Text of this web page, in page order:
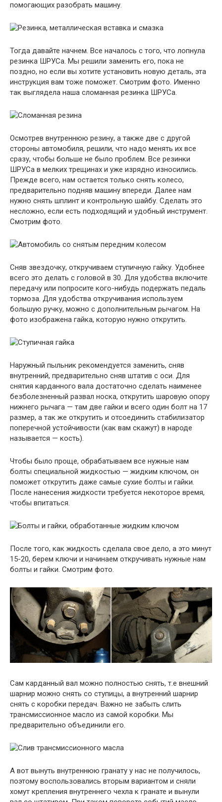
помогающих разобрать машину.
Тогда давайте начнем. Все началось с того, что лопнула
резинка ШРУСа. Мы решили заменить его, пока не
поздно, но если вы хотите установить новую деталь, эта
инструкция вам тоже поможет. Смотрим фото. Именно
так выглядела наша сломанная резинка ШРУСа.
Осмотрев внутреннюю резину, а также две с другой
стороны автомобиля, решили, что надо менять их все
сразу, чтобы больше не было проблем. Все резинки
ШРУСа в мелких трещинах и уже изрядно износились.
Прежде всего, нам остается только снять колесо,
предварительно подняв машину впереди. Далее нам
нужно снять шплинт и контрольную шайбу. Сделать это
несложно, если есть подходящий и удобный инструмент.
Смотрим фото.
Сняв звездочку, откручиваем ступичную гайку. Удобнее
всего это делать с головой в 30. Для удобства включите
передачу или попросите кого-нибудь подержать педаль
тормоза. Для удобства откручивания используем
большую ручку, можно с дополнительным рычагом. На
фото изображена гайка, которую нужно открутить.
Наружный пыльник рекомендуется заменить, сняв
внутренний, предварительно сняв штатив с оси. Для
снятия карданного вала достаточно сделать наименее
безболезненный развал носка, открутить шаровую опору
нижнего рычага — там две гайки и всего один болт на 17
размер, а так же открутить и отсоединить стабилизатор
поперечной устойчивости (как вам скажут) в народе
называется — кость).
Чтобы было проще, обрабатываем все нужные нам
болты специальной жидкостью — жидким ключом, он
поможет открутить даже самые сухие болты и гайки.
После нанесения жидкости требуется некоторое время,
чтобы впитаться.
После того, как жидкость сделала свое дело, а это минут
15-20, берем ключи и начинаем откручивать нужные нам
болты и гайки. Смотрим фото.
Сам карданный вал можно полностью снять, т.е внешний
шарнир можно снять со ступицы, а внутренний шарнир
снять с коробки передач. Важно не забыть слить
трансмиссионное масло из самой коробки. Мы
предварительно объединили его.
А вот вынуть внутреннюю гранату у нас не получилось,
поэтому воспользовались вторым вариантом и сняли
хомут крепления внутреннего чехла к гранате и вынули